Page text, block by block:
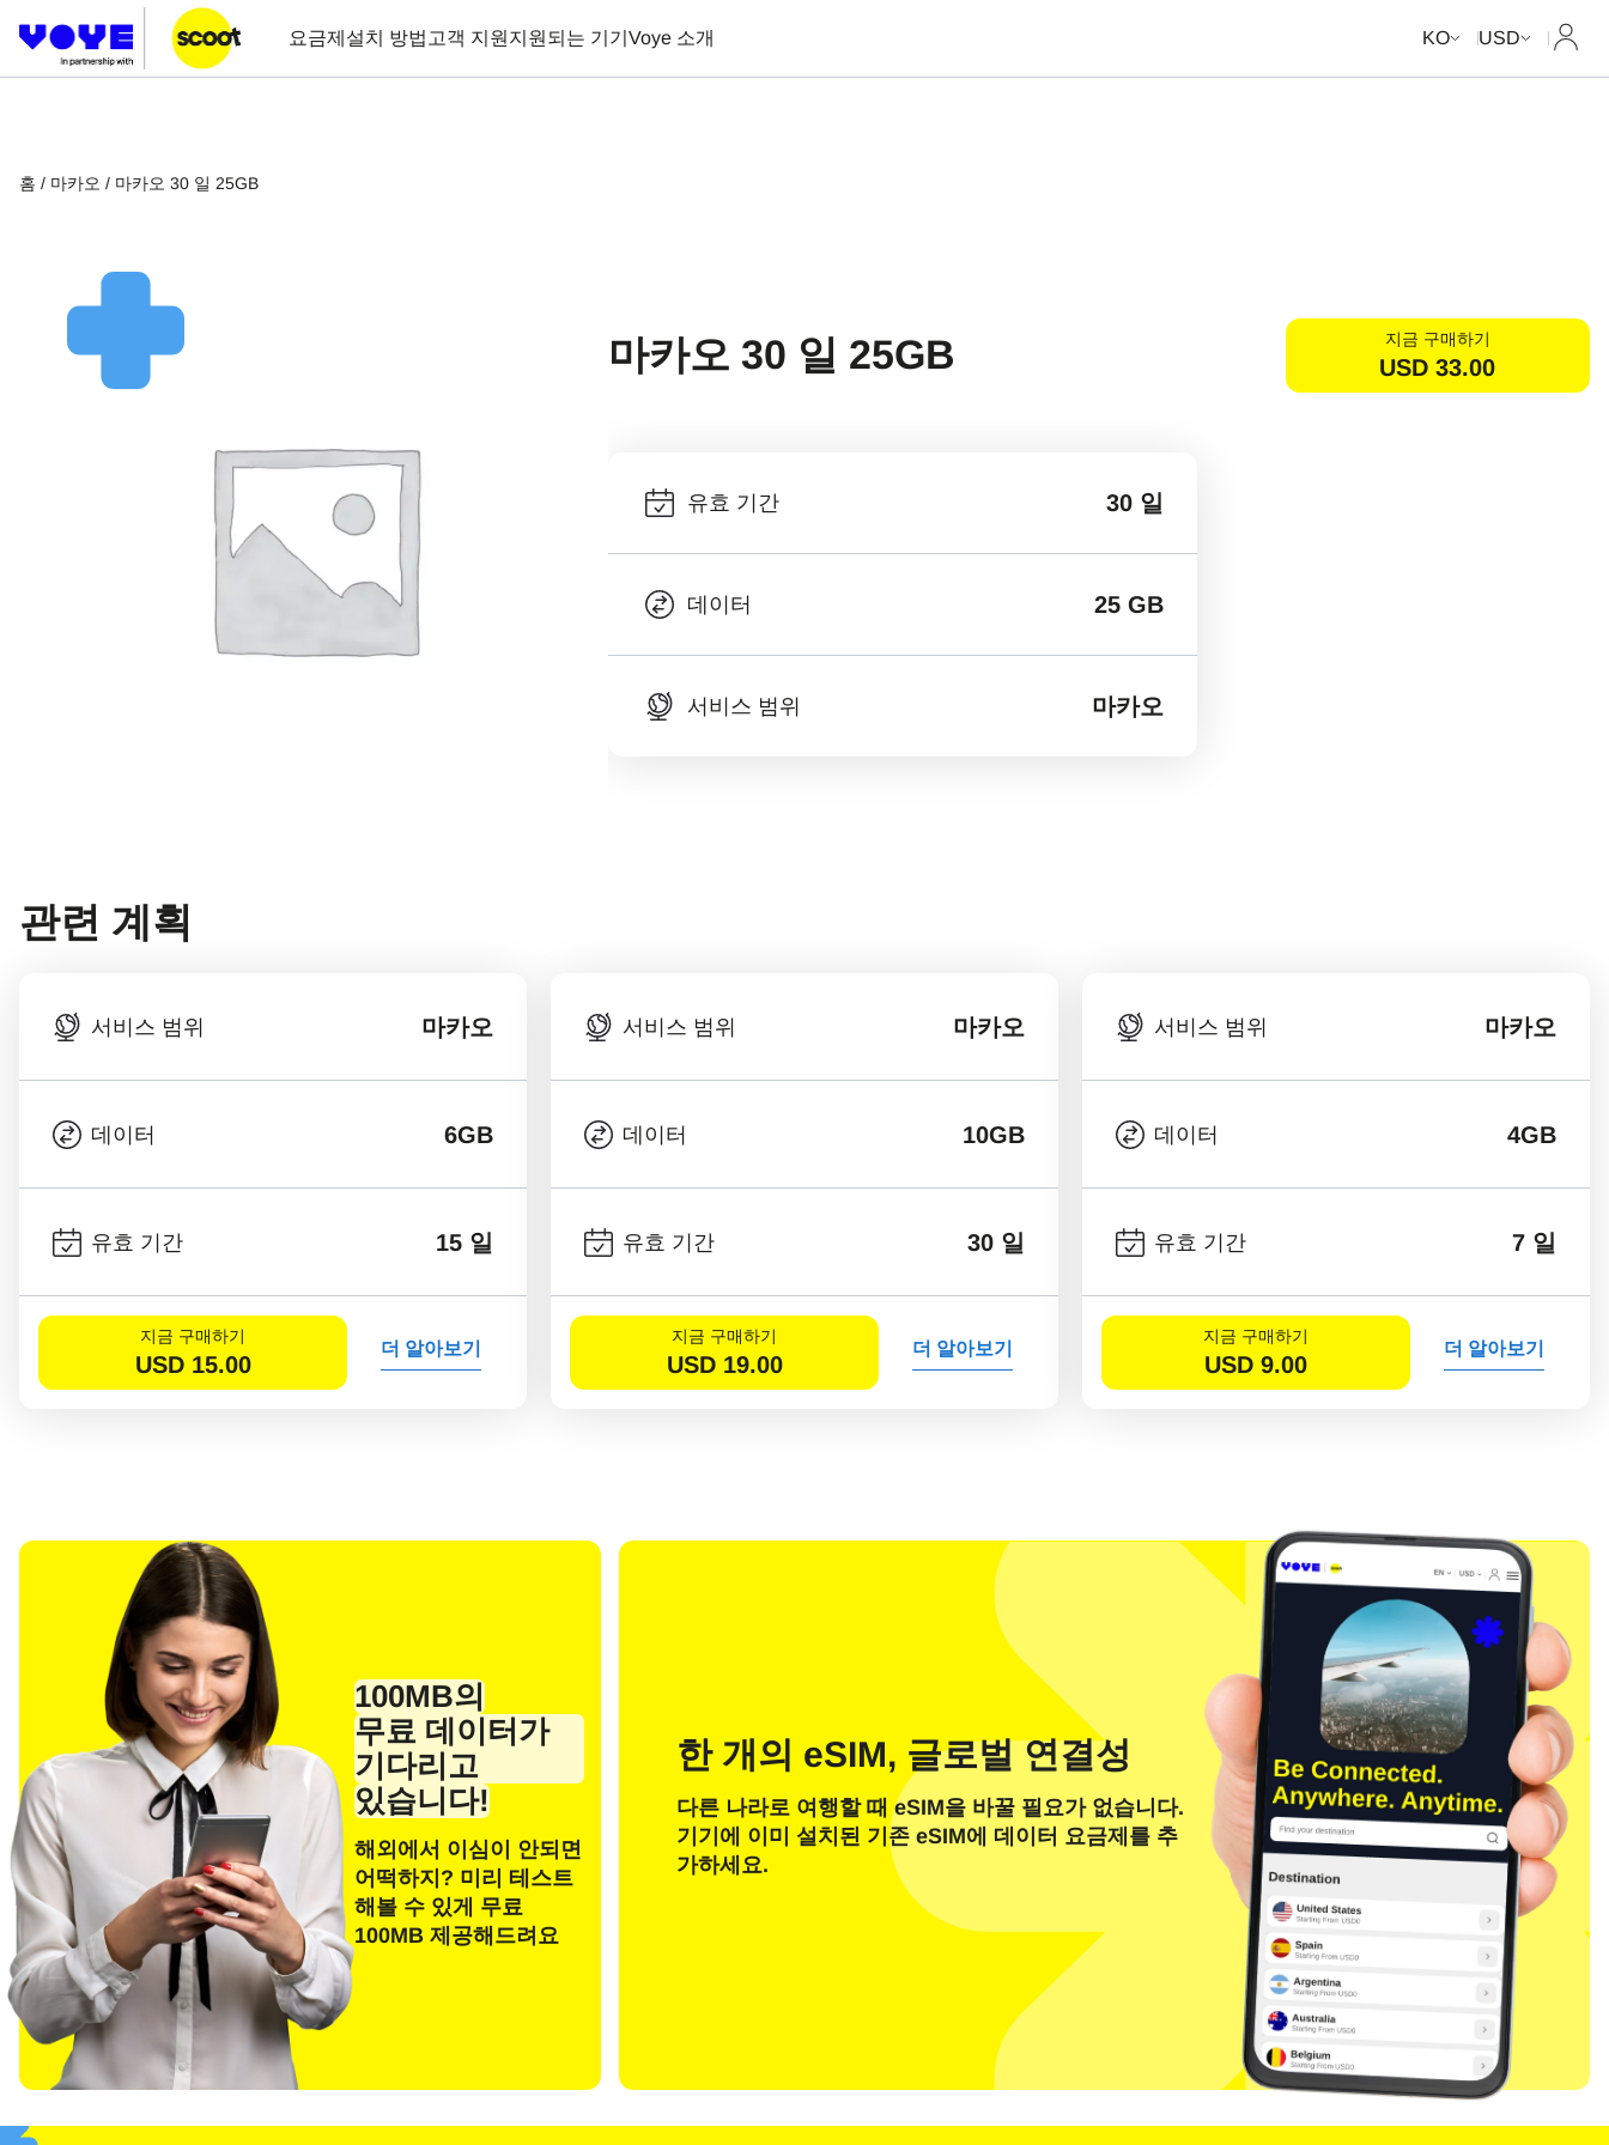
요금제 설치 방법 고객 지원 지원되는 기기 Voye 소개 KO USD 내 계
홈 / 마카오 / 마카오 30 일 25GB
마카오 30 일 25GB 지금 구매하기
USD 33.00
유효 기간 30 일
데이터 25 GB
서비스 범위 마카오
관련 계획
서비스 범위 마카오
데이터 6GB
유효 기간 15 일
지금 구매하기
USD 15.00
더 알아보기
서비스 범위 마카오
데이터 10GB
유효 기간 30 일
지금 구매하기
USD 19.00
더 알아보기
서비스 범위 마카오
데이터 4GB
유효 기간 7 일
지금 구매하기
USD 9.00
더 알아보기
100MB의
무료 데이터가
기다리고
있습니다!
해외에서 이심이 안되면
어떡하지? 미리 테스트
해볼 수 있게 무료
100MB 제공해드려요
한 개의 eSIM, 글로벌 연결성
다른 나라로 여행할 때 eSIM을 바꿀 필요가 없습니다.
기기에 이미 설치된 기존 eSIM에 데이터 요금제를 추
가하세요.
언어 선택:
계정이 있습니다
이메일로 로그인
이메일